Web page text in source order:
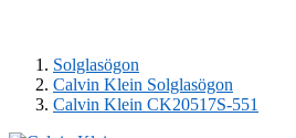
Solglasögon
Calvin Klein Solglasögon
Calvin Klein CK20517S-551